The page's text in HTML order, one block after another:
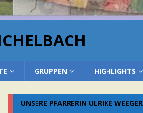
GRUPPEN HIGHLIGHTS
UNSERE PFARRERIN ULRIKE WEEGER